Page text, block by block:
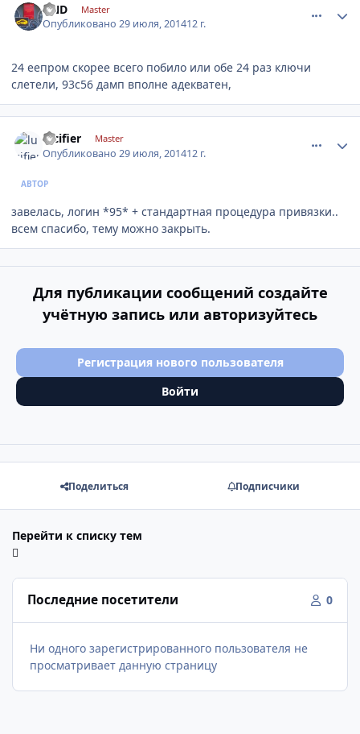
DND Master
Опубликовано29 июля, 201412 г.
24 еепром скорее всего побило или обе 24 раз ключи
слетели, 93с56 дамп вполне адекватен,
lucifier Master
Опубликовано29 июля, 201412 г.
АВТОР
завелась, логин *95* + стандартная процедура привязки..
всем спасибо, тему можно закрыть.
Для публикации сообщений создайте
учётную запись или авторизуйтесь
Регистрация нового пользователя
Войти
Поделиться Подписчики
Перейти к списку тем
Последние посетители 0
Ни одного зарегистрированного пользователя не
просматривает данную страницу